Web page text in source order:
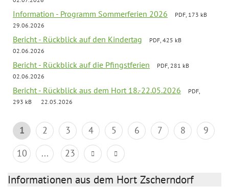
Information - Programm Sommerferien 2026
PDF, 173 kB
29.06.2026
Bericht - Rückblick auf den Kindertag
PDF, 425 kB
02.06.2026
Bericht - Rückblick auf die Pfingstferien
PDF, 281 kB
02.06.2026
Bericht - Rückblick aus dem Hort 18.-22.05.2026
PDF,
293 kB
22.05.2026
1 2 3 4 5 6 7 8
9
10
... 23
Informationen aus dem Hort Zscherndorf